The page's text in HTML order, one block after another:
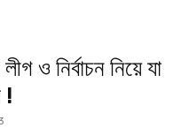
ও নির্বাচন নিয়ে যা
!